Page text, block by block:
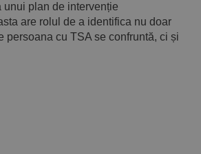
unui plan de intervenție
are rolul de a identifica nu doar
persoana cu TSA se confruntă, ci și